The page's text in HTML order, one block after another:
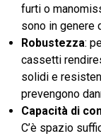
furti o
sono in genere
Robustezza:
cassetti
solidi e
prevengono
Capacità di
C’è spazio